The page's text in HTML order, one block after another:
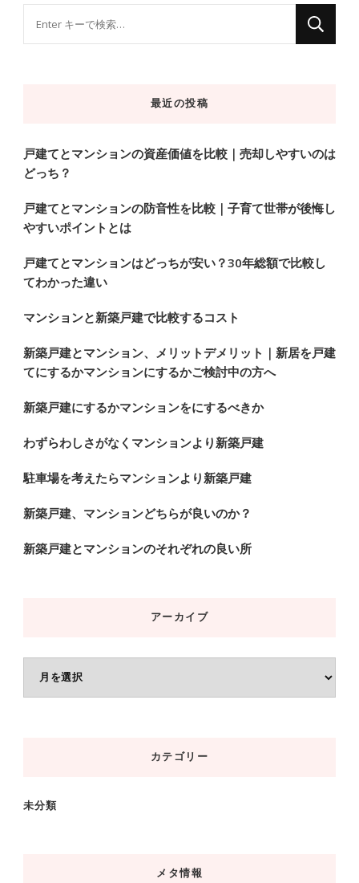
で
す
か
?
最近の投稿
戸建てとマンションの資産価値を比較｜売却しやすいのは
どっち？
戸建てとマンションの防音性を比較｜子育て世帯が後悔し
やすいポイントとは
戸建てとマンションはどっちが安い？30年総額で比較し
てわかった違い
マンションと新築戸建で比較するコスト
新築戸建とマンション、メリットデメリット｜新居を戸建
てにするかマンションにするかご検討中の方へ
新築戸建にするかマンションをにするべきか
わずらわしさがなくマンションより新築戸建
駐車場を考えたらマンションより新築戸建
新築戸建、マンションどちらが良いのか？
新築戸建とマンションのそれぞれの良い所
アーカイブ
カテゴリー
未分類
メタ情報